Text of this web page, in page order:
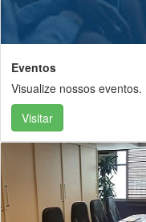
Eventos
Visualize nossos eventos.
Visitar